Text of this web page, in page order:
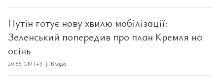
Путін готує нову хвилю мобілізації:
Зеленський попередив про план Кремля на
осінь
20:55 GMT+3 | Влада